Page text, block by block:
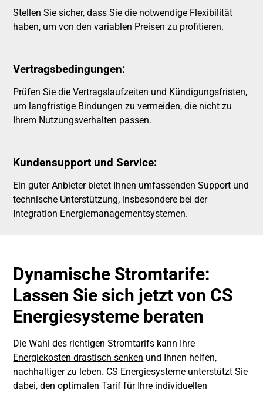
Stellen Sie sicher, dass Sie die notwendige Flexibilität
haben, um von den variablen Preisen zu profitieren.
Vertragsbedingungen:
Prüfen Sie die Vertragslaufzeiten und Kündigungsfristen,
um langfristige Bindungen zu vermeiden, die nicht zu
Ihrem Nutzungsverhalten passen.
Kundensupport und Service:
Ein guter Anbieter bietet Ihnen umfassenden Support und
technische Unterstützung, insbesondere bei der
Integration Energiemanagementsystemen.
Dynamische Stromtarife:
Lassen Sie sich jetzt von CS
Energiesysteme beraten
Die Wahl des richtigen Stromtarifs kann Ihre
Energiekosten drastisch senken und Ihnen helfen,
nachhaltiger zu leben. CS Energiesysteme unterstützt Sie
dabei, den optimalen Tarif für Ihre individuellen